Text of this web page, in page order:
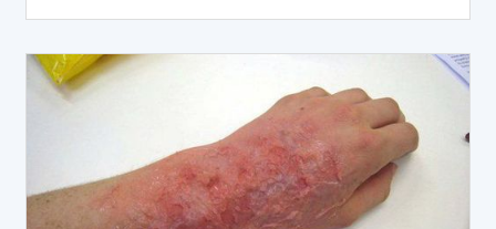
đặc biệt rất quan trọng.